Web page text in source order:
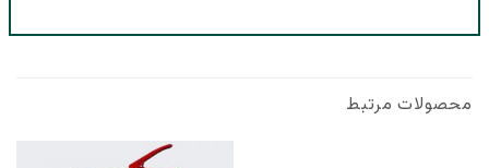
محصولات مرتبط